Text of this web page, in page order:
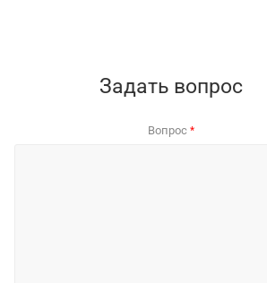
Задать вопрос
Вопрос *